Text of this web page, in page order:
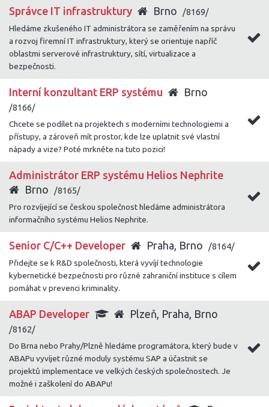
Správce IT infrastruktury Brno
/8169/
Hledáme zkušeného IT administrátora se zaměřením na správu
a rozvoj firemní IT infrastruktury, který se orientuje napříč
oblastmi serverové infrastruktury, sítí, virtualizace a
bezpečnosti.
Interní konzultant ERP systému Brno
/8166/
Chcete se podílet na projektech s moderními technologiemi a
přístupy, a zároveň mít prostor, kde lze uplatnit své vlastní
nápady a vize? Poté mrkněte na tuto pozici!
Administrátor ERP systému Helios Nephrite
Brno
/8165/
Pro rozvíjející se českou společnost hledáme administrátora
informačního systému Helios Nephrite.
Senior C/C++ Developer Praha, Brno
/8164/
Přidejte se k R&D společnosti, která vyvíjí technologie
kybernetické bezpečnosti pro různé zahraniční instituce s cílem
pomáhat v prevenci kriminality.
ABAP Developer Plzeň, Praha, Brno
/8162/
Do Brna nebo Prahy/Plzně hledáme programátora, který bude v
ABAPu vyvíjet různé moduly systému SAP a účastnit se
projektů implementace ve velkých českých společnostech. Je
možné i zaškolení do ABAPu!